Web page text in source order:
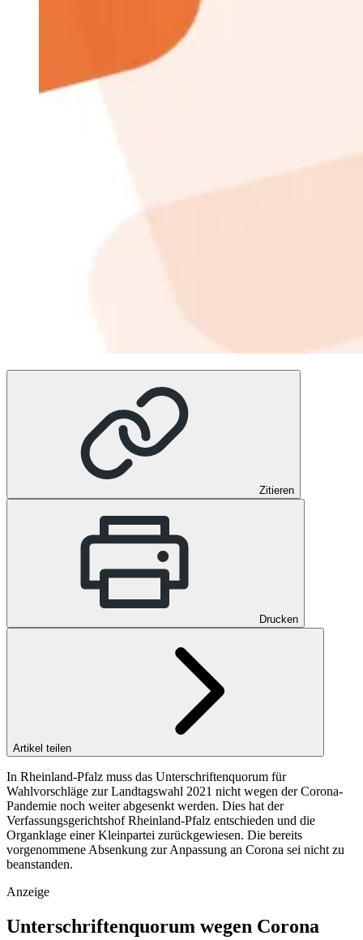
Zitieren
Drucken
Artikel teilen
In Rheinland-Pfalz muss das Unterschriftenquorum für
Wahlvorschläge zur Landtagswahl 2021 nicht wegen der Corona-
Pandemie noch weiter abgesenkt werden. Dies hat der
Verfassungsgerichtshof Rheinland-Pfalz entschieden und die
Organklage einer Kleinpartei zurückgewiesen. Die bereits
vorgenommene Absenkung zur Anpassung an Corona sei nicht zu
beanstanden.
Anzeige
Unterschriftenquorum wegen Corona